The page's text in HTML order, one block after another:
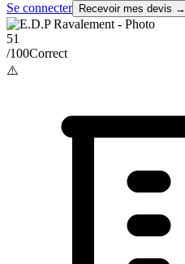
Se connecter
Recevoir mes devis →
51
/100Correct
⚠️